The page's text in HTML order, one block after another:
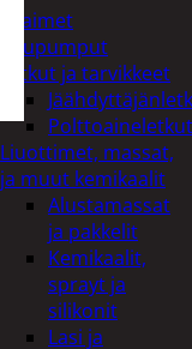
Avaimet
Imupumput
Letkut ja tarvikkeet
Polttoaineletkut
Liuottimet, massat,
ja muut kemikaalit
Alustamassat
ja pakkelit
Kemikaalit,
sprayt ja
silikonit
Lasi ja